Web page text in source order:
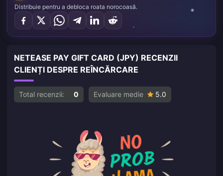
Distribuie pentru a debloca roata norocoasă.
NETEASE PAY GIFT CARD (JPY) RECENZII
CLIENȚI DESPRE REÎNCĂRCARE
Total recenzii: 0 Evaluare medie 5.0